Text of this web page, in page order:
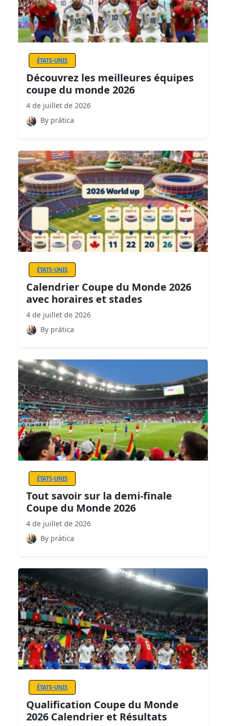
ÉTATS-UNIS
Découvrez les meilleures équipes
coupe du monde 2026
4 de juillet de 2026
By prática
ÉTATS-UNIS
Calendrier Coupe du Monde 2026
avec horaires et stades
4 de juillet de 2026
By prática
ÉTATS-UNIS
Tout savoir sur la demi-finale
Coupe du Monde 2026
4 de juillet de 2026
By prática
ÉTATS-UNIS
Qualification Coupe du Monde
2026 Calendrier et Résultats